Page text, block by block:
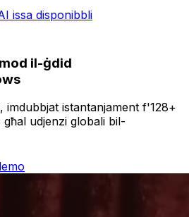
issa disponibbli
il-ġdid
istantanjament f'128+
udjenzi globali bil-